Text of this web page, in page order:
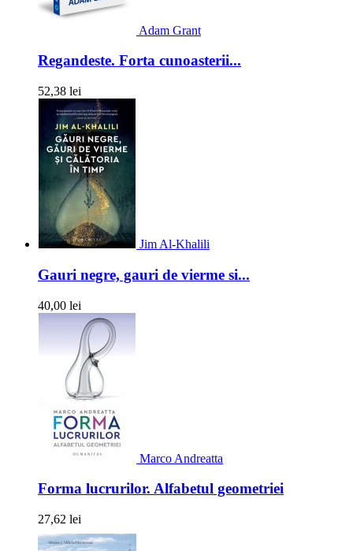
Adam Grant
Regandeste. Forta cunoasterii...
52,38 lei
Jim Al-Khalili
Gauri negre, gauri de vierme si...
40,00 lei
Marco Andreatta
Forma lucrurilor. Alfabetul geometriei
27,62 lei